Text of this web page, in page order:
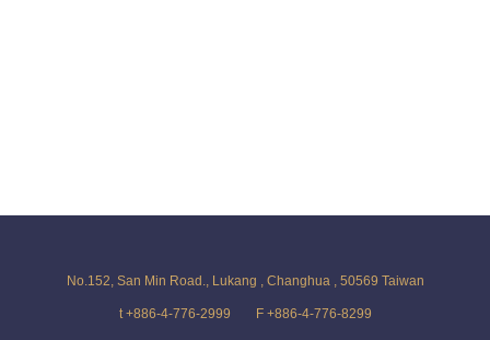
No.152, San Min Road., Lukang , Changhua , 50569 Taiwan
t +886-4-776-2999 F +886-4-776-8299